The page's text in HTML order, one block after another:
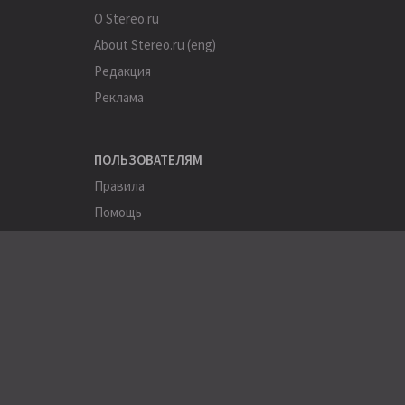
О Stereo.ru
About Stereo.ru (eng)
Редакция
Реклама
ПОЛЬЗОВАТЕЛЯМ
Правила
Помощь